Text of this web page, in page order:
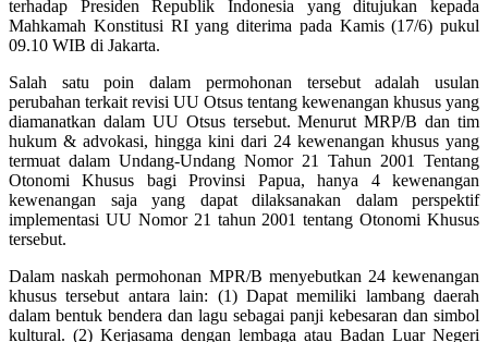
terhadap Presiden Republik Indonesia yang ditujukan kepada
Mahkamah Konstitusi RI yang diterima pada Kamis (17/6) pukul
09.10 WIB di Jakarta.
Salah satu poin dalam permohonan tersebut adalah usulan
perubahan terkait revisi UU Otsus tentang kewenangan khusus yang
diamanatkan dalam UU Otsus tersebut. Menurut MRP/B dan tim
hukum & advokasi, hingga kini dari 24 kewenangan khusus yang
termuat dalam Undang-Undang Nomor 21 Tahun 2001 Tentang
Otonomi Khusus bagi Provinsi Papua, hanya 4 kewenangan
kewenangan saja yang dapat dilaksanakan dalam perspektif
implementasi UU Nomor 21 tahun 2001 tentang Otonomi Khusus
tersebut.
Dalam naskah permohonan MPR/B menyebutkan 24 kewenangan
khusus tersebut antara lain: (1) Dapat memiliki lambang daerah
dalam bentuk bendera dan lagu sebagai panji kebesaran dan simbol
kultural. (2) Kerjasama dengan lembaga atau Badan Luar Negeri